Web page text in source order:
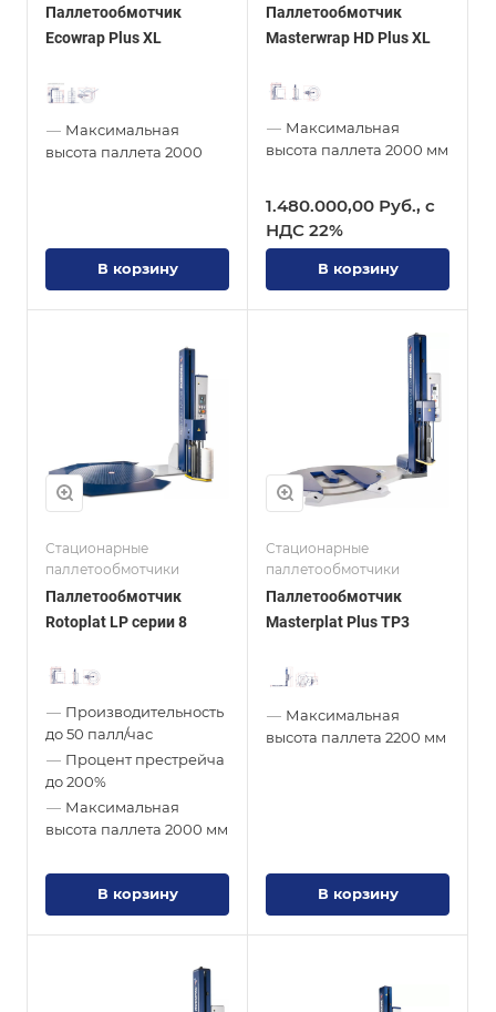
Паллетообмотчик
Ecowrap Plus XL
— Максимальная
высота паллета 2000
В корзину
Паллетообмотчик
Masterwrap HD Plus XL
— Максимальная
высота паллета 2000 мм
1.480.000,00 Руб., с
НДС 22%
В корзину
Стационарные
паллетообмотчики
Паллетообмотчик
Rotoplat LP серии 8
— Производительность
до 50 палл/час
— Процент престрейча
до 200%
— Максимальная
высота паллета 2000 мм
В корзину
Стационарные
паллетообмотчики
Паллетообмотчик
Masterplat Plus TP3
— Максимальная
высота паллета 2200 мм
В корзину